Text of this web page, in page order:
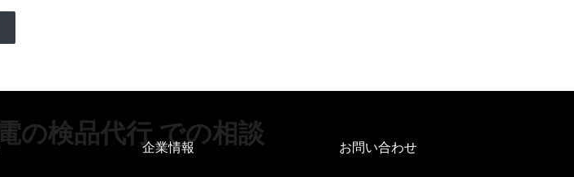
の検品代行 での相談
企業情報 お問い合わせ